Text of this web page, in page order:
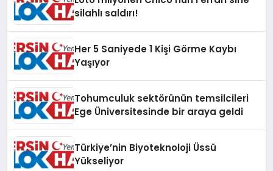
silahlı saldırı!
Her 5 Saniyede 1 Kişi Görme Kaybı
Yaşıyor
Tohumculuk sektörünün temsilcileri
Ege Üniversitesinde bir araya geldi
Türkiye’nin Biyoteknoloji Üssü
Yükseliyor